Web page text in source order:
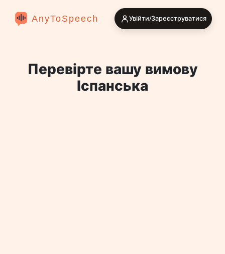
AnyToSpeech Увійти/Зареєструватися
Перевірте вашу вимову
Іспанська